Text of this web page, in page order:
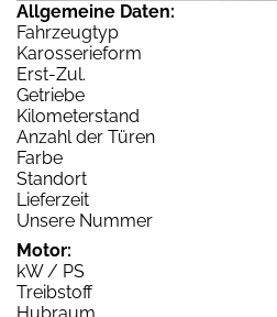
Allgemeine Daten:
Fahrzeugtyp
Karosserieform
Erst-Zul.
Getriebe
Kilometerstand
Anzahl der Türen
Farbe
Standort
Lieferzeit
Unsere Nummer
Motor:
kW / PS
Treibstoff